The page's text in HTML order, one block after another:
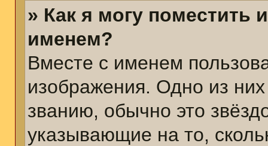
» Как я могу поместить
именем?
Вместе с именем
изображения. Одно из
званию, обычно это
указывающие на то,